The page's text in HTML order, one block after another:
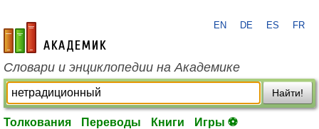
academic.ru
EN DE ES FR
Словари и энциклопедии на Академике
Найти!
Толкования Переводы Книги Игры ⚽